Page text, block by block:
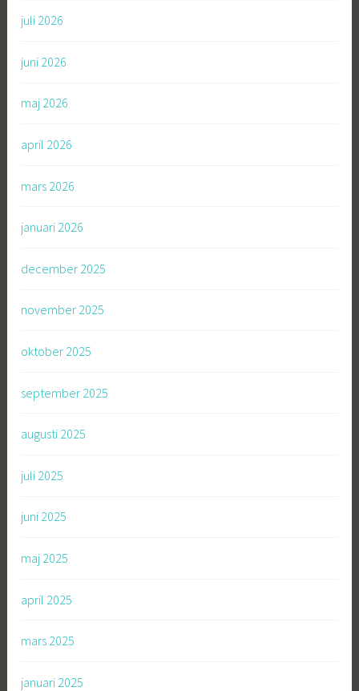
juli 2026
juni 2026
maj 2026
april 2026
mars 2026
januari 2026
december 2025
november 2025
oktober 2025
september 2025
augusti 2025
juli 2025
juni 2025
maj 2025
april 2025
mars 2025
januari 2025